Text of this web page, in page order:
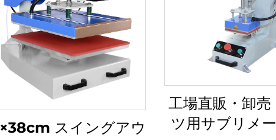
スイングアウ
工場直販・卸売
ツ用サブリメ